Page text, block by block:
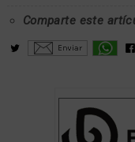
Comparte este